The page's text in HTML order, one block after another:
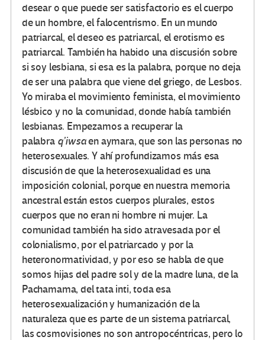
desear o que puede ser satisfactorio es el cuerpo
de un hombre, el falocentrismo. En un mundo
patriarcal, el deseo es patriarcal, el erotismo es
patriarcal. También ha habido una discusión sobre
si soy lesbiana, si esa es la palabra, porque no deja
de ser una palabra que viene del griego, de Lesbos.
Yo miraba el movimiento feminista, el movimiento
lésbico y no la comunidad, donde había también
lesbianas. Empezamos a recuperar la
palabraq’iwsaen aymara, que son las personas no
heterosexuales. Y ahí profundizamos más esa
discusión de que la heterosexualidad es una
imposición colonial, porque en nuestra memoria
ancestral están estos cuerpos plurales, estos
cuerpos que no eran ni hombre ni mujer. La
comunidad también ha sido atravesada por el
colonialismo, por el patriarcado y por la
heteronormatividad, y por eso se habla de que
somos hijas del padre sol y de la madre luna, de la
Pachamama, del tata inti, toda esa
heterosexualización y humanización de la
naturaleza que es parte de un sistema patriarcal,
las cosmovisiones no son antropocéntricas, pero lo